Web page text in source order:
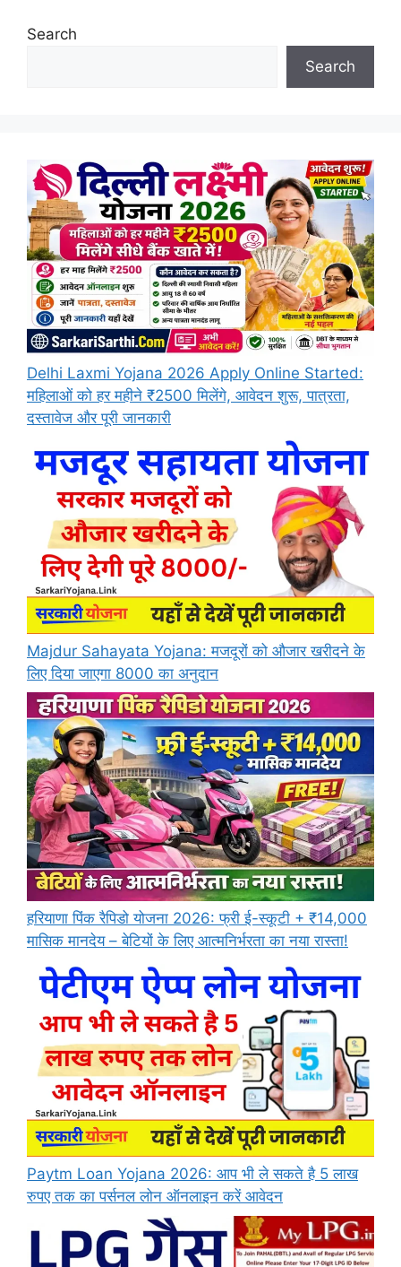
Search
Search
Delhi Laxmi Yojana 2026 Apply Online Started:
महिलाओं को हर महीने ₹2500 मिलेंगे, आवेदन शुरू, पात्रता,
दस्तावेज और पूरी जानकारी
Majdur Sahayata Yojana: मजदूरों को औजार खरीदने के
लिए दिया जाएगा 8000 का अनुदान
हरियाणा पिंक रैपिडो योजना 2026: फ्री ई-स्कूटी + ₹14,000
मासिक मानदेय – बेटियों के लिए आत्मनिर्भरता का नया रास्ता!
Paytm Loan Yojana 2026: आप भी ले सकते है 5 लाख
रुपए तक का पर्सनल लोन ऑनलाइन करें आवेदन